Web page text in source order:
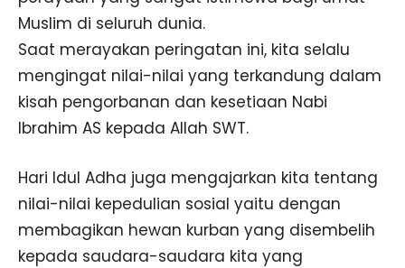
Muslim di seluruh dunia.
Saat merayakan peringatan ini, kita selalu
mengingat nilai-nilai yang terkandung dalam
kisah pengorbanan dan kesetiaan Nabi
Ibrahim AS kepada Allah SWT.
Hari Idul Adha juga mengajarkan kita tentang
nilai-nilai kepedulian sosial yaitu dengan
membagikan hewan kurban yang disembelih
kepada saudara-saudara kita yang